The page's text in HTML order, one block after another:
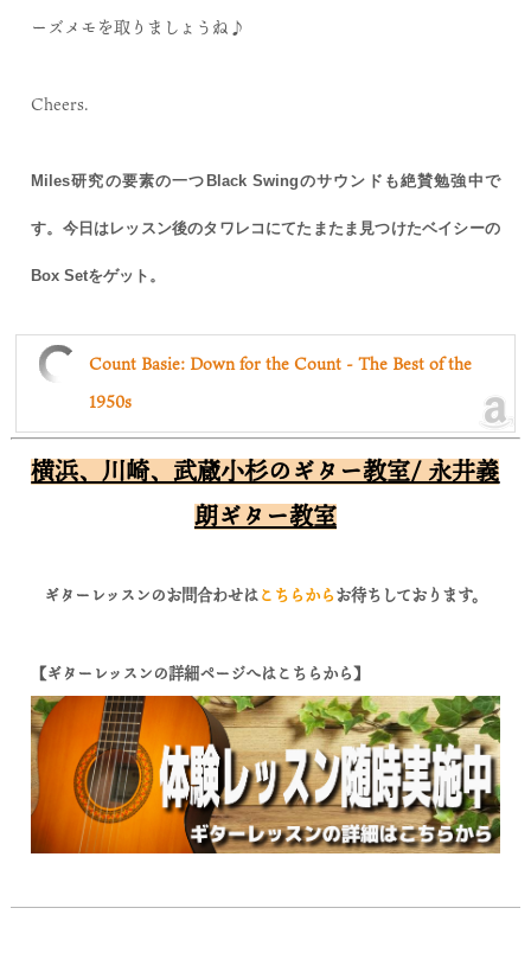
ーズメモを取りましょうね♪
Cheers.
Miles研究の要素の一つBlack Swingのサウンドも絶賛勉強中で
す。今日はレッスン後のタワレコにてたまたま見つけたベイシーの
Box Setをゲット。
Count Basie: Down for the Count - The Best of the
1950s
横浜、川崎、武蔵小杉のギター教室/ 永井義
朗ギター教室
ギターレッスンのお問合わせはこちらからお待ちしております。
【ギターレッスンの詳細ページへはこちらから】